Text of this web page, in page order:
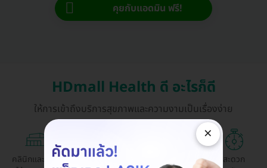
คุยกับแอดมิน ฟรี!
HDmall Health ดี อะไรก็ดี
ให้การเข้าถึงบริการสุขภาพและความงามเป็นเรื่องง่าย
คลินิกและ รพ.
ถูกกว่าจองตรง
สะดวก
×